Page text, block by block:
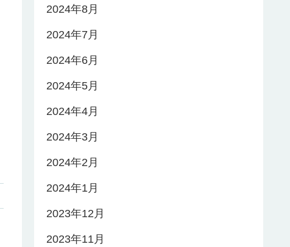
2024年8月
2024年7月
2024年6月
2024年5月
2024年4月
2024年3月
2024年2月
2024年1月
2023年12月
2023年11月